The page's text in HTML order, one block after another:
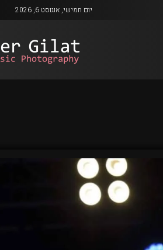
יום חמישי, אוגוסט 6, 2026